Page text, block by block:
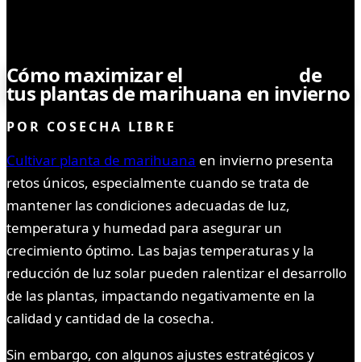
Cómo maximizar el de
tus plantas de marihuana en invierno
POR COSECHA LIBRE
Cultivar planta de marihuana en invierno presenta
retos únicos, especialmente cuando se trata de
mantener las condiciones adecuadas de luz,
temperatura y humedad para asegurar un
crecimiento óptimo. Las bajas temperaturas y la
reducción de luz solar pueden ralentizar el desarrollo
de las plantas, impactando negativamente en la
calidad y cantidad de la cosecha.
Sin embargo, con algunos ajustes estratégicos y